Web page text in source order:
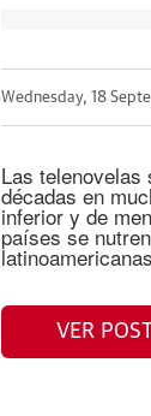
Wednesday, 18
Las telenovelas
décadas en
inferior y de
países se
VER